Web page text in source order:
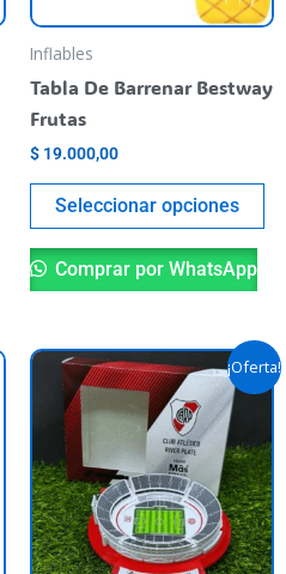
Inflables
Tabla De Barrenar Bestway
Frutas
$ 19.000,00
Seleccionar opciones
se
Comprar por WhatsApp
Este
producto
varias
variantes.
opciones
¡Oferta!
El
precio
original
era:
$ 59.900,00.
El
precio
actual
es:
$